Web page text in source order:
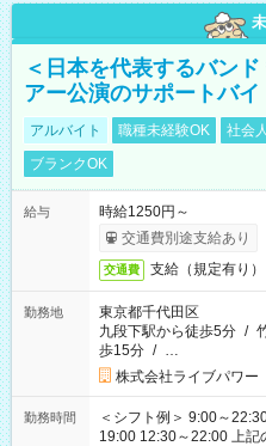
＜日本を代表するバン
アー公演のサポートバ
アルバイト 職種未経験OK 社会
ブランクOK
給与
時給1250円～
交通費別途支給あり
交通費 支給（規定有り）
勤務地
東京都千代田区
九段下駅から徒歩5分 /
歩15分 / …
株式会社ライブパワー
勤務時間
＜シフト例＞ 9:00～
19:00 12:30～22:00 上記の時間から好きな時間を選べます！ ※